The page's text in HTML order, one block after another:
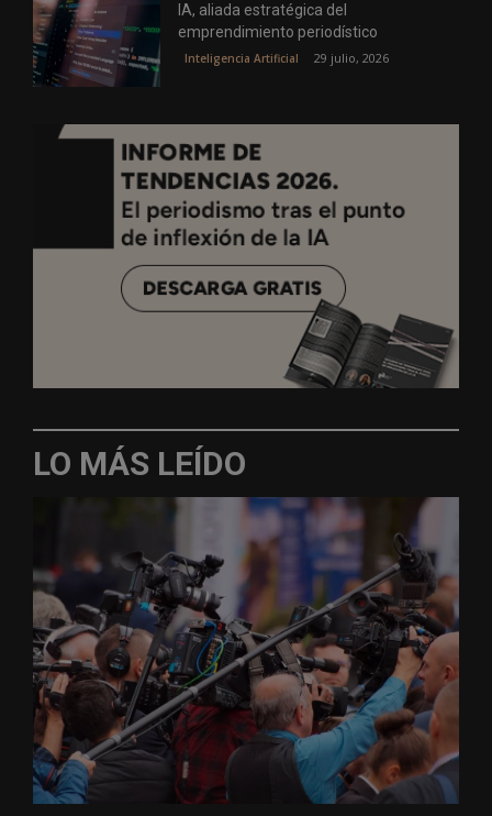
IA, aliada estratégica del
emprendimiento periodístico
Inteligencia Artificial 29 julio, 2026
LO MÁS LEÍDO